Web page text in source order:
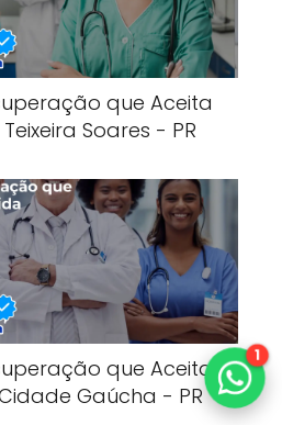
que Aceita
Soares - PR
que Aceita
Gaúcha - PR
1